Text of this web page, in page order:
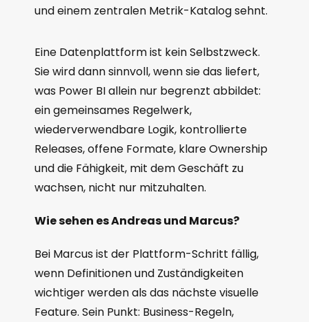
und einem zentralen Metrik-Katalog sehnt.
Eine Datenplattform ist kein Selbstzweck.
Sie wird dann sinnvoll, wenn sie das liefert,
was Power BI allein nur begrenzt abbildet:
ein gemeinsames Regelwerk,
wiederverwendbare Logik, kontrollierte
Releases, offene Formate, klare Ownership
und die Fähigkeit, mit dem Geschäft zu
wachsen, nicht nur mitzuhalten.
Wie sehen es Andreas und Marcus?
Bei Marcus ist der Plattform-Schritt fällig,
wenn Definitionen und Zuständigkeiten
wichtiger werden als das nächste visuelle
Feature. Sein Punkt: Business-Regeln,